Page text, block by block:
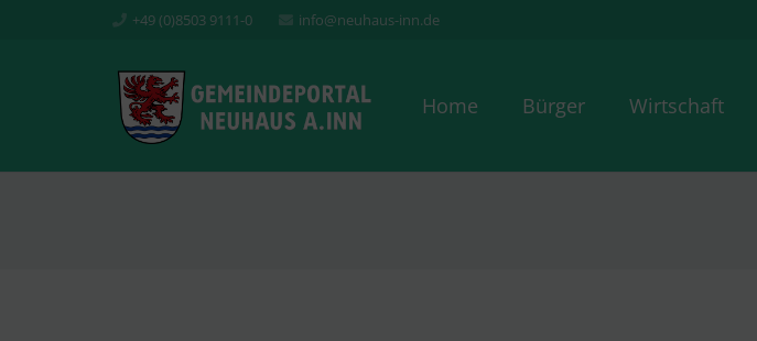
+49 (0)8503 9111-0 info@neuhaus-inn.de
Home Bürger Wirtschaft